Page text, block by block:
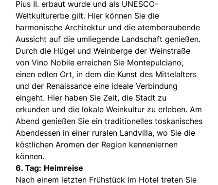
Pius II. erbaut wurde und als UNESCO-
Weltkulturerbe gilt. Hier können Sie die
harmonische Architektur und die atemberaubende
Aussicht auf die umliegende Landschaft genießen.
Durch die Hügel und Weinberge der Weinstraße
von Vino Nobile erreichen Sie Montepulciano,
einen edlen Ort, in dem die Kunst des Mittelalters
und der Renaissance eine ideale Verbindung
eingeht. Hier haben Sie Zeit, die Stadt zu
erkunden und die lokale Weinkultur zu erleben. Am
Abend genießen Sie ein traditionelles toskanisches
Abendessen in einer ruralen Landvilla, wo Sie die
köstlichen Aromen der Region kennenlernen
können.
6. Tag: Heimreise
Nach einem letzten Frühstück im Hotel treten Sie